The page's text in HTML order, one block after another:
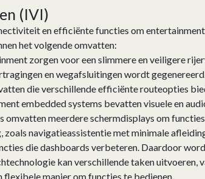
(IVI)
en efficiënte functies om
het volgende omvatten:
zorgen voor een slimmere en veiligere
en wegafsluitingen wordt
die verschillende efficiënte routeopties
embedded systems bevatten visuele en
omvatten meerdere schermdisplays om
navigatieassistentie met minimale
die dashboards verbeteren. Daardoor
kan verschillende taken
manier om functies te bedienen.